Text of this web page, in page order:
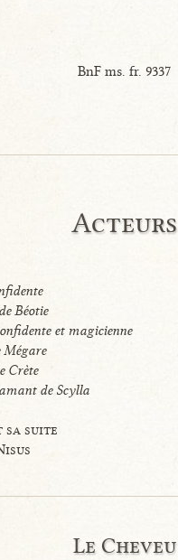
BnF ms. fr. 9337
Acteurs
Béotie
et magicienne
Mégare
Crète
amant de Scylla
sa suite
Le Cheveu